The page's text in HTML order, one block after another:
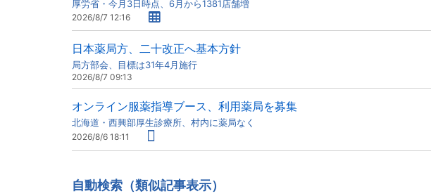
厚労省・今月3日時点、6月から1381店舗増
2026/8/7 12:16
日本薬局方、二十改正へ基本方針
局方部会、目標は31年4月施行
2026/8/7 09:13
オンライン服薬指導ブース、利用薬局を募集
北海道・西興部厚生診療所、村内に薬局なく
2026/8/6 18:11
自動検索（類似記事表示）